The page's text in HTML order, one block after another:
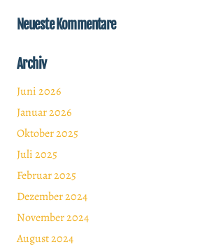
Neueste Kommentare
Archiv
Juni 2026
Januar 2026
Oktober 2025
Juli 2025
Februar 2025
Dezember 2024
November 2024
August 2024